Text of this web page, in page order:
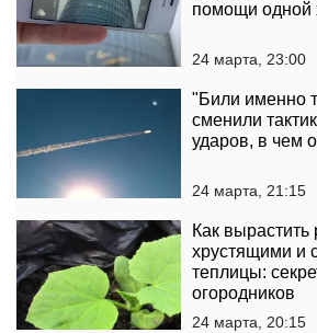
помощи одной
24 марта, 23:00
"Били именно
сменили
ударов, в чем
24 марта, 21:15
Как
хрустящими и
теплицы:
огородников
24 марта, 20:15